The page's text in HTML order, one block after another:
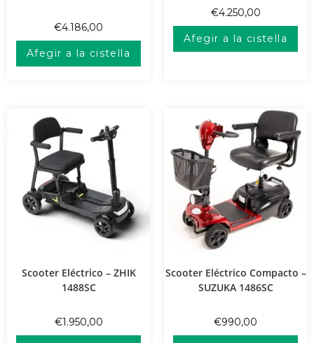
€4.186,00
Afegir a la cistella
€4.250,00
Afegir a la cistella
Scooter Eléctrico – ZHIK
1488SC
€1.950,00
Scooter Eléctrico Compacto –
SUZUKA 1486SC
€990,00